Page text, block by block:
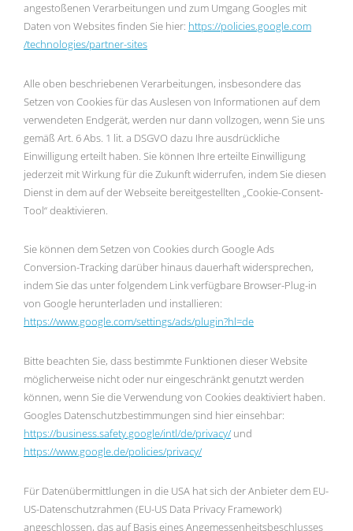
angestoßenen Verarbeitungen und zum Umgang Googles mit
Daten von Websites finden Sie hier: https://policies.google.com
/technologies/partner-sites
Alle oben beschriebenen Verarbeitungen, insbesondere das
Setzen von Cookies für das Auslesen von Informationen auf dem
verwendeten Endgerät, werden nur dann vollzogen, wenn Sie uns
gemäß Art. 6 Abs. 1 lit. a DSGVO dazu Ihre ausdrückliche
Einwilligung erteilt haben. Sie können Ihre erteilte Einwilligung
jederzeit mit Wirkung für die Zukunft widerrufen, indem Sie diesen
Dienst in dem auf der Webseite bereitgestellten „Cookie-Consent-
Tool“ deaktivieren.
Sie können dem Setzen von Cookies durch Google Ads
Conversion-Tracking darüber hinaus dauerhaft widersprechen,
indem Sie das unter folgendem Link verfügbare Browser-Plug-in
von Google herunterladen und installieren:
https://www.google.com/settings/ads/plugin?hl=de
Bitte beachten Sie, dass bestimmte Funktionen dieser Website
möglicherweise nicht oder nur eingeschränkt genutzt werden
können, wenn Sie die Verwendung von Cookies deaktiviert haben.
Googles Datenschutzbestimmungen sind hier einsehbar:
https://business.safety.google/intl/de/privacy/ und
https://www.google.de/policies/privacy/
Für Datenübermittlungen in die USA hat sich der Anbieter dem EU-
US-Datenschutzrahmen (EU-US Data Privacy Framework)
angeschlossen, das auf Basis eines Angemessenheitsbeschlusses